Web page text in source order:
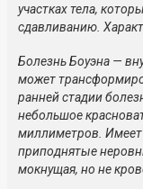
участках тела,
сдавливанию.
Болезнь Боуэна —
может
ранней стадии
небольшое
миллиметров.
приподнятые
мокнущая, но не